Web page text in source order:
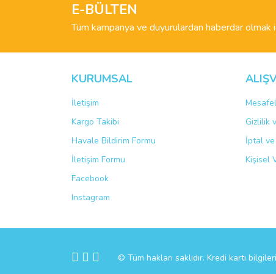
Bu ürüne benzer farklı alternatifler olmalı.
E-BÜLTEN
Tüm kampanya ve duyurulardan haberdar
KURUMSAL
İletişim
Kargo Takibi
Havale Bildirim Formu
İletişim Formu
Facebook
Instagram
Gizlilik
İptal
Kişisel
© Tüm hakları saklıdır. Kredi kartı